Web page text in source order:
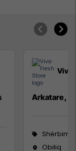
Viva
Arkatare,
Obiliq